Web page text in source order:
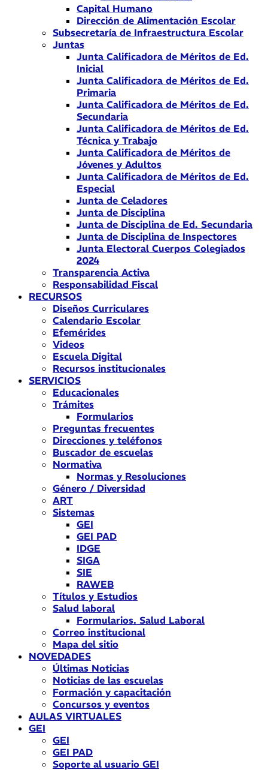
Capital Humano
Dirección de Alimentación Escolar
Subsecretaría de Infraestructura Escolar
Juntas
Junta Calificadora de Méritos de Ed.
Inicial
Junta Calificadora de Méritos de Ed.
Primaria
Junta Calificadora de Méritos de Ed.
Secundaria
Junta Calificadora de Méritos de Ed.
Técnica y Trabajo
Junta Calificadora de Méritos de
Jóvenes y Adultos
Junta Calificadora de Méritos de Ed.
Especial
Junta de Celadores
Junta de Disciplina
Junta de Disciplina de Ed. Secundaria
Junta de Disciplina de Inspectores
Junta Electoral Cuerpos Colegiados
2024
Transparencia Activa
Responsabilidad Fiscal
RECURSOS
Diseños Curriculares
Calendario Escolar
Efemérides
Videos
Escuela Digital
Recursos institucionales
SERVICIOS
Educacionales
Trámites
Formularios
Preguntas frecuentes
Direcciones y teléfonos
Buscador de escuelas
Normativa
Normas y Resoluciones
Género / Diversidad
ART
Sistemas
GEI
GEI PAD
IDGE
SIGA
SIE
RAWEB
Títulos y Estudios
Salud laboral
Formularios. Salud Laboral
Correo institucional
Mapa del sitio
NOVEDADES
Últimas Noticias
Noticias de las escuelas
Formación y capacitación
Concursos y eventos
AULAS VIRTUALES
GEI
GEI
GEI PAD
Soporte al usuario GEI